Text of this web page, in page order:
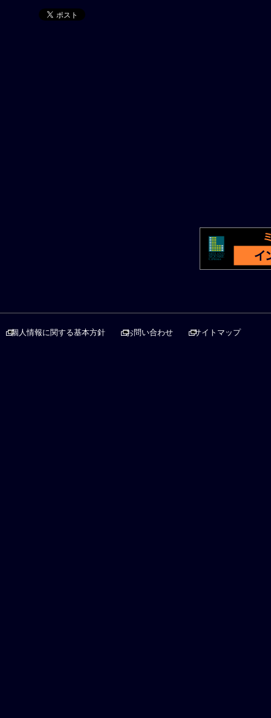
個人情報に関する基本方針 お問い合わせ サイトマップ